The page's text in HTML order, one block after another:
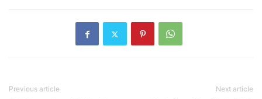
Previous article Next article